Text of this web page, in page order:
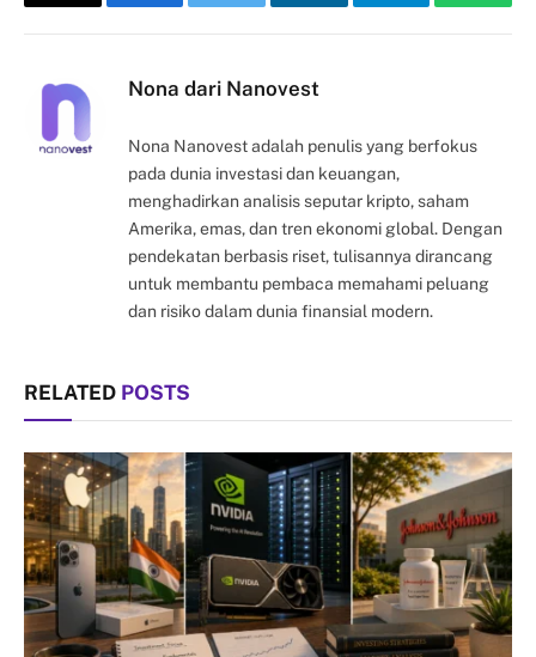
Copy
FacebookTwitter LinkedInTelegram
Nona dari Nanovest
Nona Nanovest adalah penulis yang berfokus
pada dunia investasi dan keuangan,
menghadirkan analisis seputar kripto, saham
Amerika, emas, dan tren ekonomi global. Dengan
pendekatan berbasis riset, tulisannya dirancang
untuk membantu pembaca memahami peluang
dan risiko dalam dunia finansial modern.
RELATED POSTS